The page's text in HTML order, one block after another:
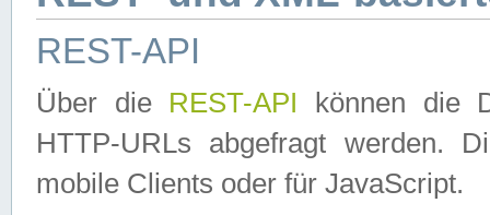
REST-API
Über die REST-API können die
HTTP-URLs abgefragt werden.
mobile Clients oder für JavaScript.